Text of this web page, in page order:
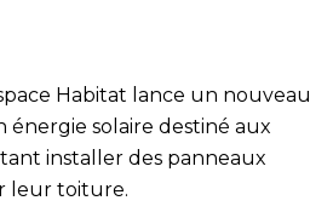
Habitat lance un nouveau
énergie solaire destiné aux
installer des panneaux
leur toiture.